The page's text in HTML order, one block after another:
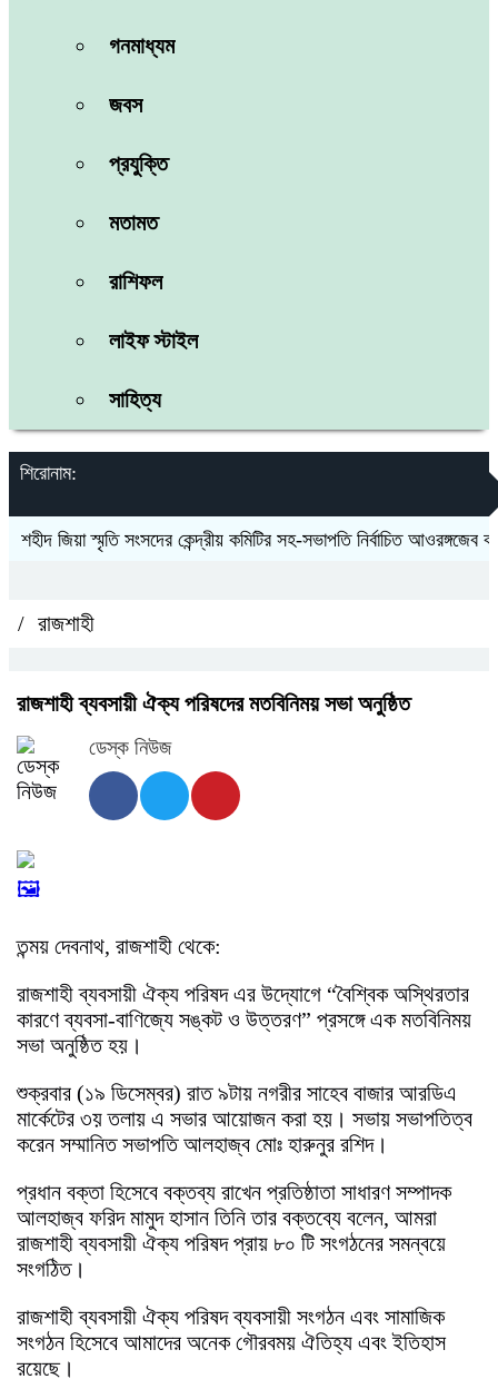
গনমাধ্যম
জবস
প্রযুক্তি
মতামত
রাশিফল
লাইফ স্টাইল
সাহিত্য
শিরোনাম:
জিয়া স্মৃতি সংসদের কেন্দ্রীয় কমিটির সহ-সভাপতি নির্বাচিত আওরঙ্গজেব কামাল
/ রাজশাহী
রাজশাহী ব্যবসায়ী ঐক্য পরিষদের মতবিনিময় সভা অনুষ্ঠিত
ডেস্ক নিউজ
🖼️
তন্ময় দেবনাথ, রাজশাহী থেকে:
রাজশাহী ব্যবসায়ী ঐক্য পরিষদ এর উদ্যোগে “বৈশ্বিক অস্থিরতার
কারণে ব্যবসা-বাণিজ্যে সঙ্কট ও উত্তরণ” প্রসঙ্গে এক মতবিনিময়
সভা অনুষ্ঠিত হয়।
শুক্রবার (১৯ ডিসেম্বর) রাত ৯টায় নগরীর সাহেব বাজার আরডিএ
মার্কেটের ৩য় তলায় এ সভার আয়োজন করা হয়। সভায় সভাপতিত্ব
করেন সম্মানিত সভাপতি আলহাজ্ব মোঃ হারুনুর রশিদ।
প্রধান বক্তা হিসেবে বক্তব্য রাখেন প্রতিষ্ঠাতা সাধারণ সম্পাদক
আলহাজ্ব ফরিদ মামুদ হাসান তিনি তার বক্তব্যে বলেন, আমরা
রাজশাহী ব্যবসায়ী ঐক্য পরিষদ প্রায় ৮০ টি সংগঠনের সমন্বয়ে
সংগঠিত।
রাজশাহী ব্যবসায়ী ঐক্য পরিষদ ব্যবসায়ী সংগঠন এবং সামাজিক
সংগঠন হিসেবে আমাদের অনেক গৌরবময় ঐতিহ্য এবং ইতিহাস
রয়েছে।